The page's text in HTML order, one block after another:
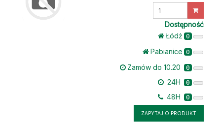
Dostępność
Łódż 0
Pabianice 0
Zamów do 10.20 0
24H 0
48H 0
ZAPYTAJ O PRODUKT